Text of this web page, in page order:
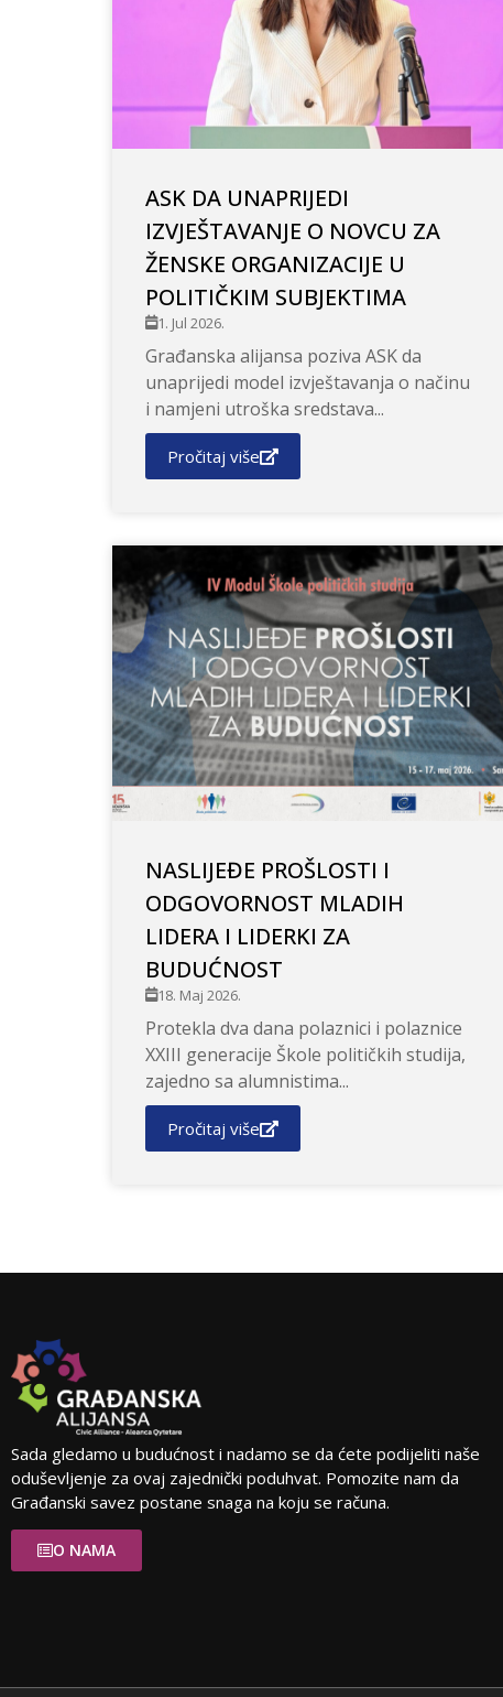
ASK DA UNAPRIJEDI
IZVJEŠTAVANJE O NOVCU ZA
ŽENSKE ORGANIZACIJE U
POLITIČKIM SUBJEKTIMA
1. Jul 2026.
Građanska alijansa poziva ASK da
unaprijedi model izvještavanja o načinu
i namjeni utroška sredstava...
Pročitaj više
NASLIJEĐE PROŠLOSTI I
ODGOVORNOST MLADIH
LIDERA I LIDERKI ZA
BUDUĆNOST
18. Maj 2026.
Protekla dva dana polaznici i polaznice
XXIII generacije Škole političkih studija,
zajedno sa alumnistima...
Pročitaj više
Sada gledamo u budućnost i nadamo se da ćete podijeliti naše
oduševljenje za ovaj zajednički poduhvat. Pomozite nam da
Građanski savez postane snaga na koju se računa.
O NAMA